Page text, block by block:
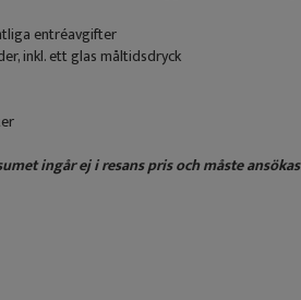
entréavgifter
inkl. ett glas måltidsdryck
ingår ej i resans pris och måste ansökas